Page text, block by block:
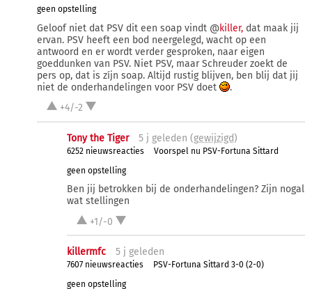
geen opstelling
Geloof niet dat PSV dit een soap vindt @killer,dat maak jij
ervan. PSV heeft een bod neergelegd, wacht op een
antwoord en er wordt verder gesproken, naar eigen
goeddunken van PSV. Niet PSV, maar Schreuder zoekt de
pers op, dat is zíjn soap. Altijd rustig blijven, ben blij dat jij
niet de onderhandelingen voor PSV doet
.
+4/-2
Tony the Tiger 5 j geleden (gewijzigd)
6252 nieuwsreacties
Voorspel nu PSV-Fortuna Sittard
geen opstelling
Ben jij betrokken bij de onderhandelingen? Zijn nogal
wat stellingen
+1/-0
killermfc 5 j geleden
7607 nieuwsreacties
PSV-Fortuna Sittard 3-0 (2-0)
geen opstelling